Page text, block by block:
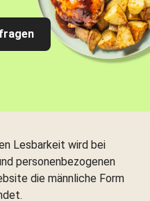
Lesbarkeit wird bei
personenbezogenen
die männliche Form